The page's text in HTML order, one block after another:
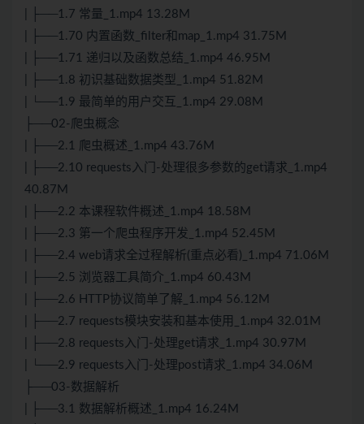
| ├──1.7 常量_1.mp4 13.28M
| ├──1.70 内置函数_filter和map_1.mp4 31.75M
| ├──1.71 递归以及函数总结_1.mp4 46.95M
| ├──1.8 初识基础数据类型_1.mp4 51.82M
| └──1.9 最简单的用户交互_1.mp4 29.08M
├──02-爬虫概念
| ├──2.1 爬虫概述_1.mp4 43.76M
| ├──2.10 requests入门-处理很多参数的get请求_1.mp4
40.87M
| ├──2.2 本课程软件概述_1.mp4 18.58M
| ├──2.3 第一个爬虫程序开发_1.mp4 52.45M
| ├──2.4 web请求全过程解析(重点必看)_1.mp4 71.06M
| ├──2.5 浏览器工具简介_1.mp4 60.43M
| ├──2.6 HTTP协议简单了解_1.mp4 56.12M
| ├──2.7 requests模块安装和基本使用_1.mp4 32.01M
| ├──2.8 requests入门-处理get请求_1.mp4 30.97M
| └──2.9 requests入门-处理post请求_1.mp4 34.06M
├──03-数据解析
| ├──3.1 数据解析概述_1.mp4 16.24M